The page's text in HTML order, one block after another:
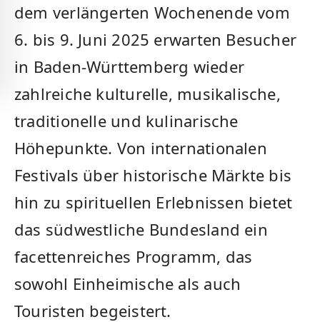
dem verlängerten Wochenende vom
6. bis 9. Juni 2025 erwarten Besucher
in Baden-Württemberg wieder
zahlreiche kulturelle, musikalische,
traditionelle und kulinarische
Höhepunkte. Von internationalen
Festivals über historische Märkte bis
hin zu spirituellen Erlebnissen bietet
das südwestliche Bundesland ein
facettenreiches Programm, das
sowohl Einheimische als auch
Touristen begeistert.